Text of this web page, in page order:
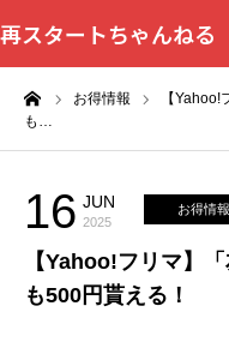
再スタートちゃんねる
お得情報
【
も…
16 JUN
2025
お得情報
【Yahoo!フリマ】
も500円貰える！
HOME
プライバシーポリシー